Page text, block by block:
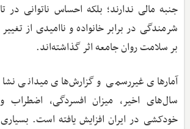
جنبه مالی ندارند؛ بلکه احساس ناتوانی در
شرمندگی در برابر خانواده و ناامیدی از
بر سلامت روان جامعه اثر گذاشته‌اند.
آمارهای غیررسمی و گزارش‌های میدانی
سال‌های اخیر، میزان افسردگی، اضطراب
خودکشی در ایران افزایش یافته است.